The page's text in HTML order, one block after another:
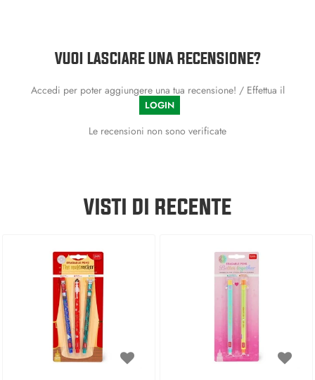
VUOI LASCIARE UNA RECENSIONE?
Accedi per poter aggiungere una tua recensione! / Effettua il
LOGIN
Le recensioni non sono verificate
VISTI DI RECENTE